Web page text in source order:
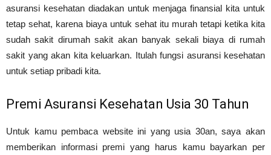
asuransi kesehatan diadakan untuk menjaga finansial kita untuk
tetap sehat, karena biaya untuk sehat itu murah tetapi ketika kita
sudah sakit dirumah sakit akan banyak sekali biaya di rumah
sakit yang akan kita keluarkan. Itulah fungsi asuransi kesehatan
untuk setiap pribadi kita.
Premi Asuransi Kesehatan Usia 30 Tahun
Untuk kamu pembaca website ini yang usia 30an, saya akan
memberikan informasi premi yang harus kamu bayarkan per